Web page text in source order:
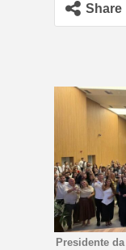
Share
Presidente